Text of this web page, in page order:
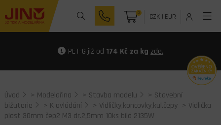
0 CZK| EUR
PET-G již od 174 Kč za kg zde.
Úvod > Modelařina > Stavba modelu > Stavební
bižuterie
> K ovládání > Vidličky,koncovky,kul.čepy > Vidlička
plast 30mm čep2 M3 dr.2,5mm 10ks bílá 2135W